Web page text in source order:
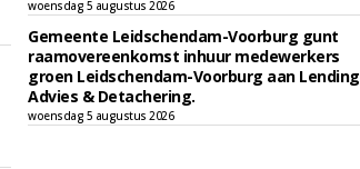
woensdag 5 augustus 2026
Gemeente Leidschendam-Voorburg gunt
raamovereenkomst inhuur medewerkers
groen Leidschendam-Voorburg aan Lending
Advies & Detachering.
woensdag 5 augustus 2026